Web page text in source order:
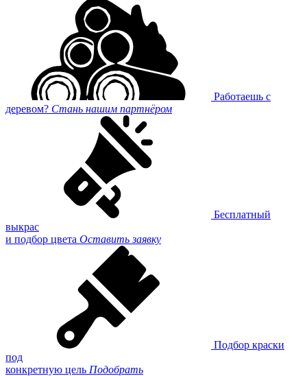
Работаешь с
деревом? Стань нашим партнёром
Бесплатный
выкрас
и подбор цвета Оставить заявку
Подбор краски
под
конкретную цель Подобрать